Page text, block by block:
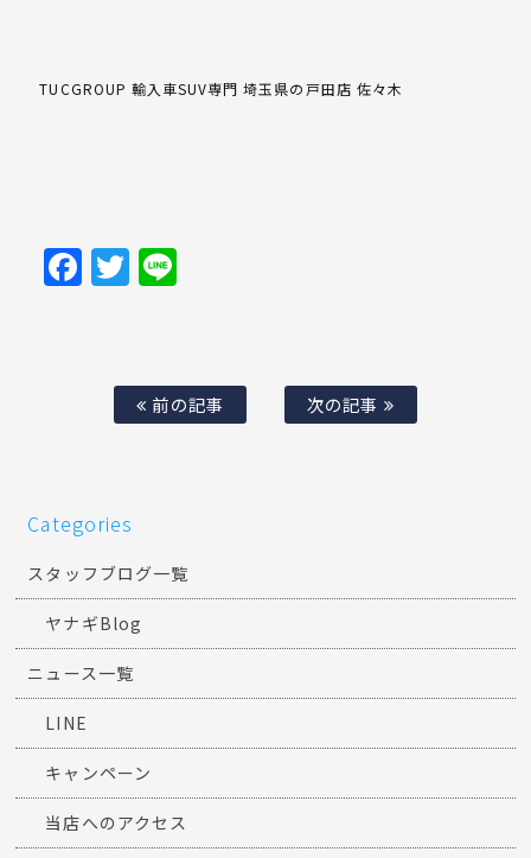
TUCGROUP 輸入車SUV専門 埼玉県の戸田店 佐々木
Facebook
Twitter
前の記事 次の記事
Categories
スタッフブログ一覧
ヤナギBlog
ニュース一覧
LINE
キャンペーン
当店へのアクセス